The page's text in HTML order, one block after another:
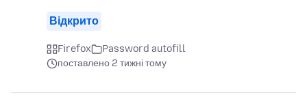
Відкрито
Firefox
Password autofill
поставлено 2 тижні тому